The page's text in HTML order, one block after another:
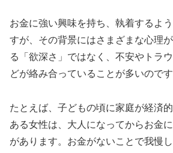
お金に強い興味を持ち、執着するよ
すが、その背景にはさまざまな心理
る「欲深さ」ではなく、不安やトラ
どが絡み合っていることが多いのです
たとえば、子どもの頃に家庭が経済
ある女性は、大人になってからお金
があります。お金がないことで我慢